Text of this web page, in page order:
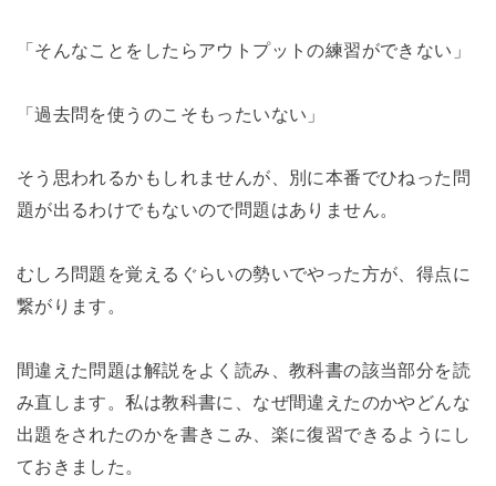
「そんなことをしたらアウトプットの練習ができない」
「過去問を使うのこそもったいない」
そう思われるかもしれませんが、別に本番でひねった問
題が出るわけでもないので問題はありません。
むしろ問題を覚えるぐらいの勢いでやった方が、得点に
繋がります。
間違えた問題は解説をよく読み、教科書の該当部分を読
み直します。私は教科書に、なぜ間違えたのかやどんな
出題をされたのかを書きこみ、楽に復習できるようにし
ておきました。